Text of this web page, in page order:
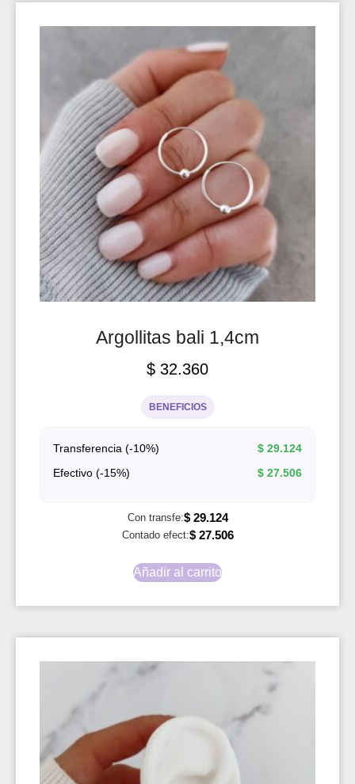
Argollitas bali 1,4cm
$ 32.360
BENEFICIOS
Transferencia (-10%) $ 29.124
Efectivo (-15%)
$ 27.506
Con transfe:$29.124
Contado efect:$27.506
Añadir al carrito